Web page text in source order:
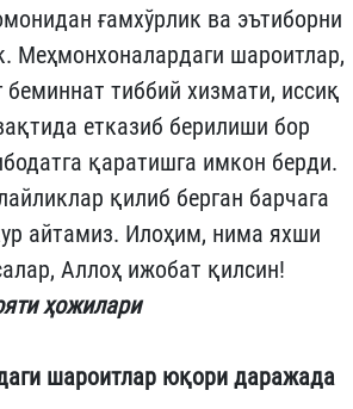
ғамхўрлик ва эътиборни
Меҳмонхоналардаги шароитлар,
тиббий хизмати, иссиқ
етказиб берилиши бор
қаратишга имкон берди.
қилиб берган барчага
айтамиз. Илоҳим, нима яхши
Аллоҳ ижобат қилсин!
ҳожилари
шароитлар юқори даражада